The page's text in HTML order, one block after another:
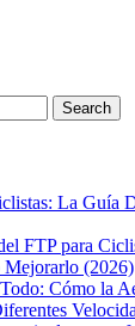
Search
La Guía
FTP para
(2026)
Cómo la